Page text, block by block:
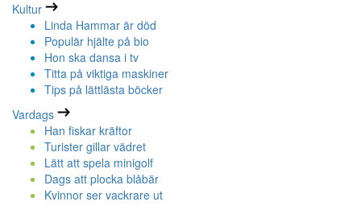
Kultur
Linda Hammar är död
Populär hjälte på bio
Hon ska dansa i tv
Titta på viktiga maskiner
Tips på lättlästa böcker
Vardags
Han fiskar kräftor
Turister gillar vädret
Lätt att spela minigolf
Dags att plocka blåbär
Kvinnor ser vackrare ut